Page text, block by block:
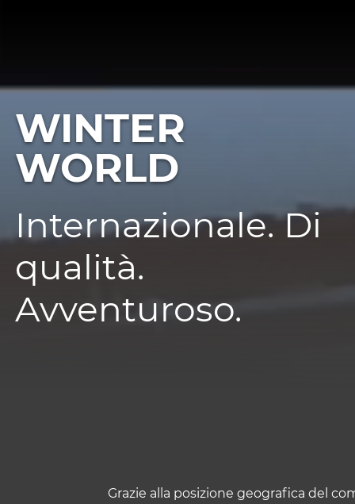
WINTER
WORLD
Internazionale. Di
qualità.
Avventuroso.
Grazie alla posizione geografica del